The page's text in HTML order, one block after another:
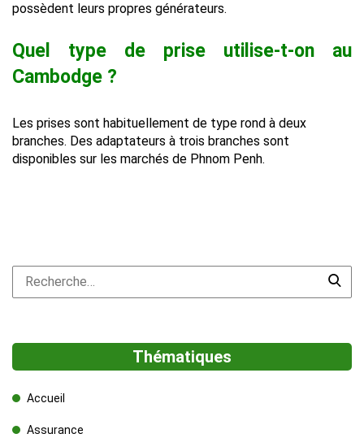
possèdent leurs propres générateurs.
Quel type de prise utilise-t-on au
Cambodge ?
Les prises sont habituellement de type rond à deux
branches. Des adaptateurs à trois branches sont
disponibles sur les marchés de Phnom Penh.
Thématiques
Accueil
Assurance